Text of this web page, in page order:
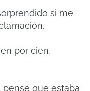
si me
por cien,
pensé que estaba